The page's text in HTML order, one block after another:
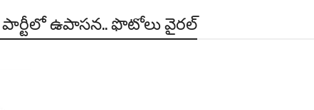
పార్టీలో ఉపాసన.. ఫొటోలు వైరల్